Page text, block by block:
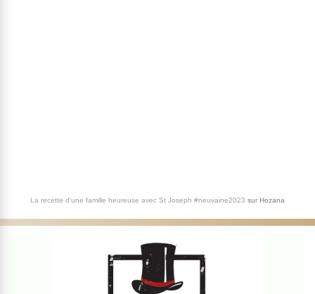
La recette d'une famille heureuse avec St Joseph #neuvaine2023 sur Hozana